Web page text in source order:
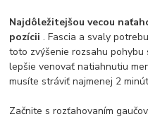
Najdôležitejšou vecou
pozícii. Fascia a svaly
toto zvýšenie rozsahu
lepšie venovať natiahnutiu
musíte stráviť najmenej 2
Začnite s rozťahovaním